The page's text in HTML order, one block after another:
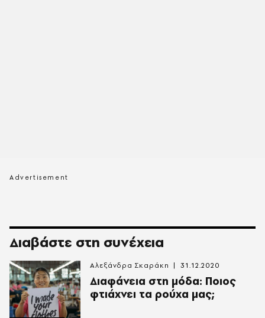
Διαβάστε στη συνέχεια
Διαφάνεια στη μόδα: Ποιος
φτιάχνει τα ρούχα μας;
Αλεξάνδρα Σκαράκη 31.12.2020